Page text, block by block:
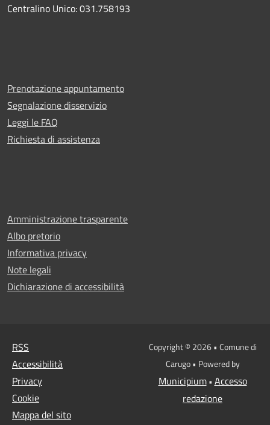
Centralino Unico: 031.758193
Prenotazione appuntamento
Segnalazione disservizio
Leggi le FAQ
Richiesta di assistenza
Amministrazione trasparente
Albo pretorio
Informativa privacy
Note legali
Dichiarazione di accessibilità
RSS
Accessibilità
Privacy
Cookie
Mappa del sito
Copyright © 2026 • Comune di
Carugo • Powered by
Municipium• Accesso
redazione